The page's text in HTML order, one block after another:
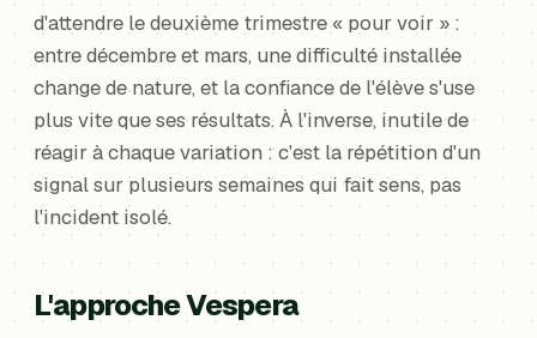
d'attendre le deuxième trimestre « pour voir » :
entre décembre et mars, une difficulté installée
change de nature, et la confiance de l'élève s'use
plus vite que ses résultats. À l'inverse, inutile de
réagir à chaque variation : c'est la répétition d'un
signal sur plusieurs semaines qui fait sens, pas
l'incident isolé.
L'approche Vespera